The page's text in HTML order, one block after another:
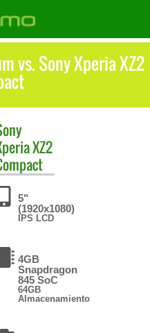
vs. Sony Xperia XZ2
XZ2
5"
(1920x1080)
IPS LCD
4GB
Snapdragon
845 SoC
64GB
Almacenamiento